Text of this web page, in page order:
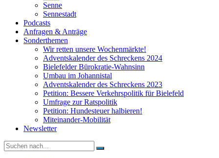
Senne
Sennestadt
Podcasts
Anfragen & Anträge
Sonderthemen
Wir retten unsere Wochenmärkte!
Adventskalender des Schreckens 2024
Bielefelder Bürokratie-Wahnsinn
Umbau im Johannistal
Adventskalender des Schreckens 2023
Petition: Bessere Verkehrspolitik für Bielefeld​​
Umfrage zur Ratspolitik
Petition: Hundesteuer halbieren!
Miteinander-Mobilität
Newsletter
Suche
nach: